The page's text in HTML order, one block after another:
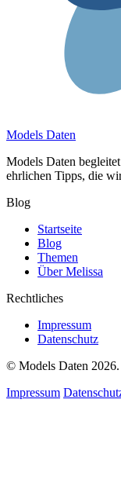
Models Daten
Models Daten
ehrlichen Tipps, die
Blog
Startseite
Blog
Themen
Über Melissa
Rechtliches
Impressum
Datenschutz
© Models Daten
Impressum